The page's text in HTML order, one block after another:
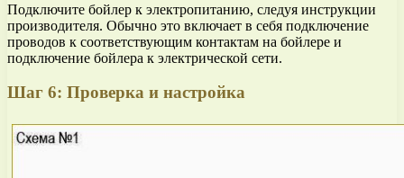
Подключите бойлер к электропитанию, следуя инструкции
производителя. Обычно это включает в себя подключение
проводов к соответствующим контактам на бойлере и
подключение бойлера к электрической сети.
Шаг 6: Проверка и настройка